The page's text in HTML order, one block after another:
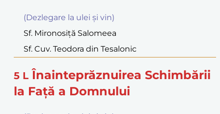
(Dezlegare la ulei şi vin)
Sf. Mironosiţă Salomeea
Sf. Cuv. Teodora din Tesalonic
5 L Înainteprăznuirea Schimbării
la Faţă a Domnului